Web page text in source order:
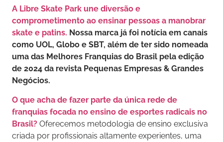
A Libre Skate Park une diversão e
comprometimento ao ensinar pessoas a manobrar
skate e patins. Nossa marca já foi notícia em canais
como UOL, Globo e SBT, além de ter sido nomeada
uma das Melhores Franquias do Brasil pela edição
de 2024 da revista Pequenas Empresas & Grandes
Negócios.
O que acha de fazer parte da única rede de
franquias focada no ensino de esportes radicais no
Brasil? Oferecemos metodologia de ensino exclusiva
criada por profissionais altamente experientes, uma